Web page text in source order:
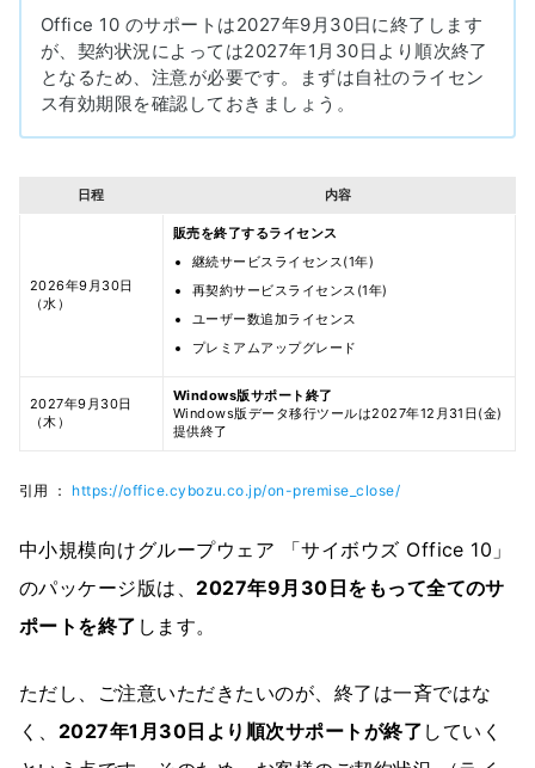
Office 10 のサポートは2027年9月30日に終了します
が、契約状況によっては2027年1月30日より順次終了
となるため、注意が必要です。まずは自社のライセン
ス有効期限を確認しておきましょう。
日程 内容
2026年9月30日
（水）
販売を終了するライセンス
継続サービスライセンス(1年)
再契約サービスライセンス(1年)
ユーザー数追加ライセンス
プレミアムアップグレード
2027年9月30日
（木）
Windows版サポート終了
Windows版データ移行ツールは2027年12月31日(金)
提供終了
引用 ： https://office.cybozu.co.jp/on-premise_close/
中小規模向けグループウェア 「サイボウズ Office 10」
のパッケージ版は、 2027年9月30日をもって全てのサ
ポートを終了 します。
ただし、ご注意いただきたいのが、終了は一斉ではな
く、 2027年1月30日より順次サポートが終了 していく